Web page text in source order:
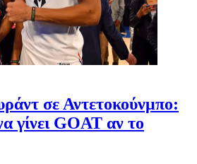
σε Αντετοκούνμπο:
γίνει GOAT αν το